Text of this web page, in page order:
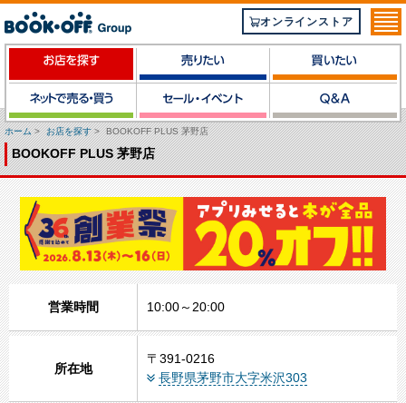
オンラインストア
ホーム> お店を探す> BOOKOFF PLUS 茅野店
BOOKOFF PLUS 茅野店
営業時間 10:00～20:00
所在地
〒391-0216
長野県茅野市大字米沢303